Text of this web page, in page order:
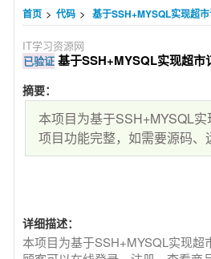
首页 > 代码 > 基于SSH+MYSQL实现超
IT学习资源网
已验证 基于SSH+MYSQL实现超市
摘要：
本项目为基于SSH+MYSQL
项目功能完整，如需要源码
详细描述：
本项目为基于SSH+MYSQL实现超